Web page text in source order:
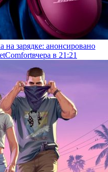
на зарядке: анонсировано
вчера в 21:21